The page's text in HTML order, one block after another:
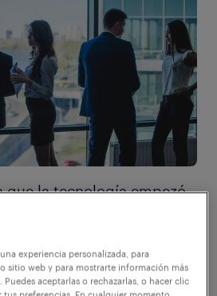
que la tecnología empezó
mundo del trabajo. La
en diversos sectores
la relevancia que está
experiencia personalizada, para
sitio web y para mostrarte información más
Puedes aceptarlas o rechazarlas, o hacer clic